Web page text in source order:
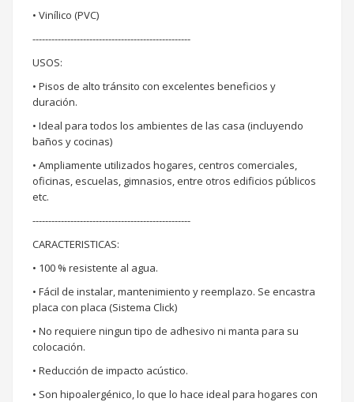
• Vinílico (PVC)
--------------------------------------------------
USOS:
• Pisos de alto tránsito con excelentes beneficios y
duración.
• Ideal para todos los ambientes de las casa (incluyendo
baños y cocinas)
• Ampliamente utilizados hogares, centros comerciales,
oficinas, escuelas, gimnasios, entre otros edificios públicos
etc.
--------------------------------------------------
CARACTERISTICAS:
• 100 % resistente al agua.
• Fácil de instalar, mantenimiento y reemplazo. Se encastra
placa con placa (Sistema Click)
• No requiere ningun tipo de adhesivo ni manta para su
colocación.
• Reducción de impacto acústico.
• Son hipoalergénico, lo que lo hace ideal para hogares con